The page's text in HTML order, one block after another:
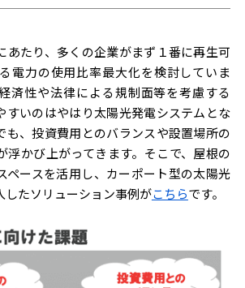
あたり、多くの企業がまず１番に再生可
電力の使用比率最大化を検討していま
済性や法律による規制面等を考慮する
すいのはやはり太陽光発電システムとな
も、投資費用とのバランスや設置場所の
浮かび上がってきます。そこで、屋根の
ペースを活用し、カーポート型の太陽光
したソリューション事例がこちらです。